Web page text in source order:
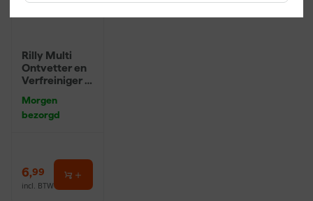
Rilly Multi
Ontvetter en
Verfreiniger –
Morgen
bezorgd
6,99
incl. BTW